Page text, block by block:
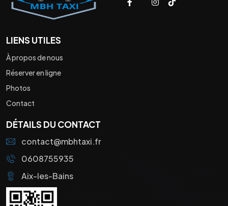
LIENS UTILES
À propos de nous
Réserver en ligne
Photos
Contact
DÉTAILS DU CONTACT
contact@mbhtaxi.fr
0608755935
Aix-les-Bains